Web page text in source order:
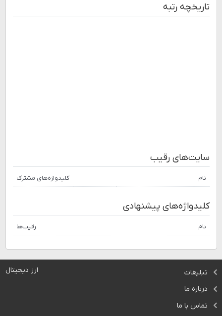
تاریخچه رتبه
سایت‌های رقیب
نام کلیدواژه‌های مشترک
کلیدواژه‌های پیشنهادی
نام رقیب‌ها
ارز دیجیتال
تبلیغات
درباره ما
تماس با ما